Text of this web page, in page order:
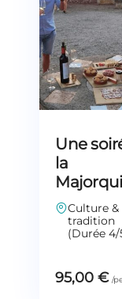
Une
la
Culture &
tradition
(Durée 4/
95,00 €